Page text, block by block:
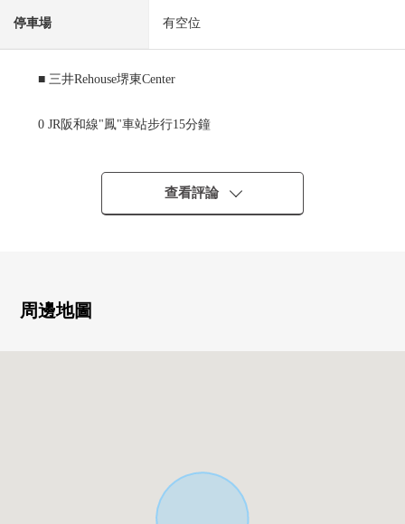
停車場 有空位
■ 三井Rehouse堺東Center
0 JR阪和線"鳳"車站步行15分鐘
0 土地面積：100平方公尺(約30.25坪)
0 可以停車2台。(出自車型的)
查看評論
周邊地圖